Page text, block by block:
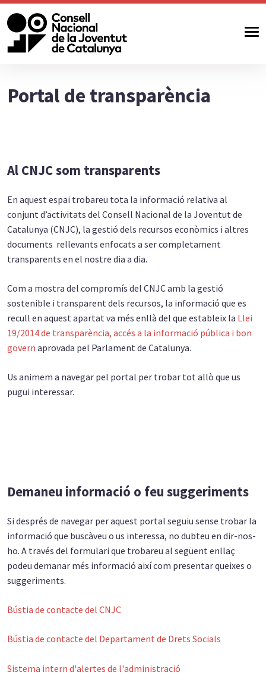
Portal de transparència
Al CNJC som transparents
En aquest espai trobareu tota la informació relativa al
conjunt d’activitats del Consell Nacional de la Joventut de
Catalunya (CNJC), la gestió dels recursos econòmics i altres
documents rellevants enfocats a ser completament
transparents en el nostre dia a dia.
Com a mostra del compromís del CNJC amb la gestió
sostenible i transparent dels recursos, la informació que es
recull en aquest apartat va més enllà del que estableix la Llei
19/2014 de transparència, accés a la informació pública i bon
govern aprovada pel Parlament de Catalunya.
Us animem a navegar pel portal per trobar tot allò que us
pugui interessar.
Demaneu informació o feu suggeriments
Si després de navegar per aquest portal seguiu sense trobar la
informació que buscàveu o us interessa, no dubteu en dir-nos-
ho. A través del formulari que trobareu al següent enllaç
podeu demanar més informació així com presentar queixes o
suggeriments.
Bústia de contacte del CNJC
Bústia de contacte del Departament de Drets Socials
Sistema intern d'alertes de l'administració